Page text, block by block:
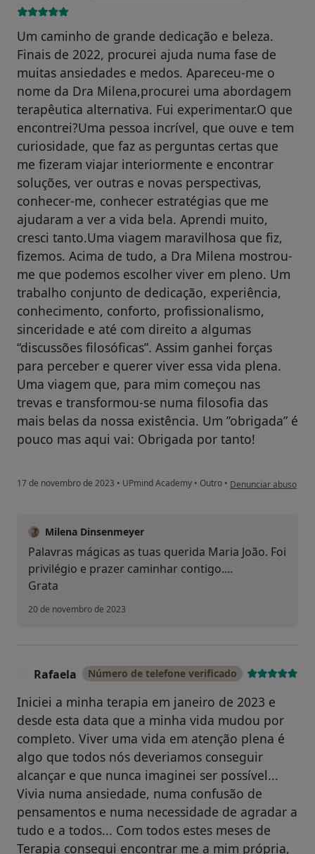
Um caminho de grande dedicação e beleza.
Finais de 2022, procurei ajuda numa fase de
muitas ansiedades e medos. Apareceu-me o
nome da Dra Milena,procurei uma abordagem
terapêutica alternativa. Fui experimentar.O que
encontrei?Uma pessoa incrível, que ouve e tem
curiosidade, que faz as perguntas certas que
me fizeram viajar interiormente e encontrar
soluções, ver outras e novas perspectivas,
conhecer-me, conhecer estratégias que me
ajudaram a ver a vida bela. Aprendi muito,
cresci tanto.Uma viagem maravilhosa que fiz,
fizemos. Acima de tudo, a Dra Milena mostrou-
me que podemos escolher viver em pleno. Um
trabalho conjunto de dedicação, experiência,
conhecimento, conforto, profissionalismo,
sinceridade e até com direito a algumas
“discussões filosóficas”. Assim ganhei forças
para perceber e querer viver essa vida plena.
Uma viagem que, para mim começou nas
trevas e transformou-se numa filosofia das
mais belas da nossa existência. Um ”obrigada” é
pouco mas aqui vai: Obrigada por tanto!
17 de novembro de 2023 • UPmind Academy • Outro • na opinião do
Denunciar abuso
Milena Dinsenmeyer
Palavras mágicas as tuas querida Maria João. Foi
privilégio e prazer caminhar contigo....
Grata
20 de novembro de 2023
Rafaela Número de telefone verificado
Iniciei a minha terapia em janeiro de 2023 e
desde esta data que a minha vida mudou por
completo. Viver uma vida em atenção plena é
algo que todos nós deveriamos conseguir
alcançar e que nunca imaginei ser possível...
Vivia numa ansiedade, numa confusão de
pensamentos e numa necessidade de agradar a
tudo e a todos... Com todos estes meses de
Terapia consegui encontrar me a mim própria,